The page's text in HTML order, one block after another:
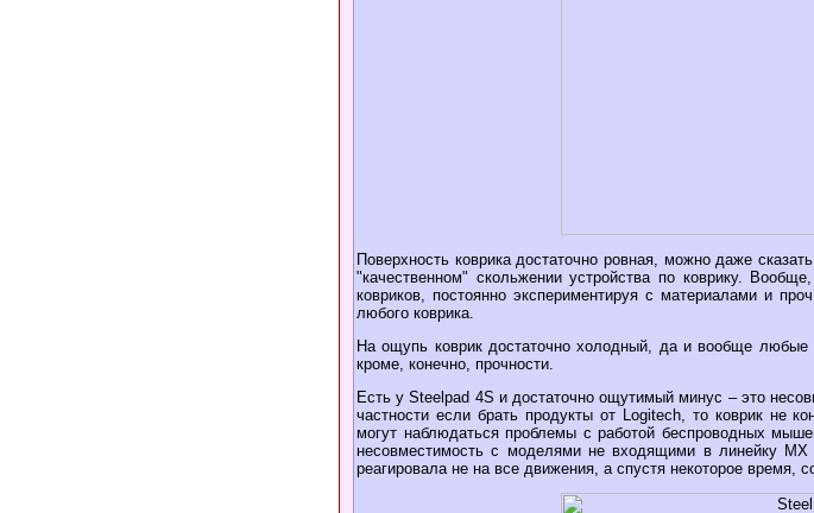
Поверхность коврика достаточно ровная, можно даже
"качественном" скольжении устройства по коврику.
ковриков, постоянно экспериментируя с материалами и
любого коврика.
На ощупь коврик достаточно холодный, да и вообще
кроме, конечно, прочности.
Есть у Steelpad 4S и достаточно ощутимый минус – это
частности если брать продукты от Logitech, то коврик не
могут наблюдаться проблемы с работой беспроводных
несовместимость с моделями не входящими в линейку
реагировала не на все движения, а спустя некоторое время,